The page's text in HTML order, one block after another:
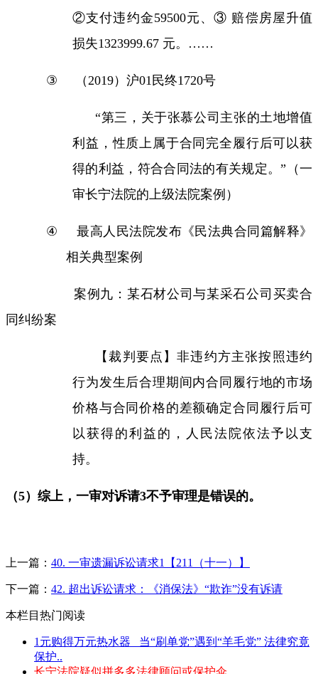
②支付违约金59500元、③ 赔偿房屋升值
损失1323999.67 元。……
③ （ 2019）沪01 民终1720号
“第三，关于张慕公司主张的土地增值
利益，性质上属于合同完全履行后可以获
得的利益，符合合同法的有关规定。” （一
审长宁法院的上级法院案例）
④
最高人民法院发布《民法典合同篇解释》
相关典型案例
案例九：某石材公司与某采石公司买卖合
同纠纷案
【裁判要点】非违约方主张按照违约
行为发生后合理期间内合同履行地的市场
价格与合同价格的差额确定合同履行后可
以获得的利益的，人民法院依法予以支
持。
（5）综上， 一审对诉请3不予审理是错误的。
上一篇： 40. 一审遗漏诉讼请求1【211（十一）】
下一篇： 42. 超出诉讼请求：《消保法》“欺诈”没有诉请
本栏目热门阅读
1元购得万元热水器 _当“刷单党”遇到“羊毛党” 法律究竟
保护..
长宁法院疑似拼多多法律顾问或保护伞